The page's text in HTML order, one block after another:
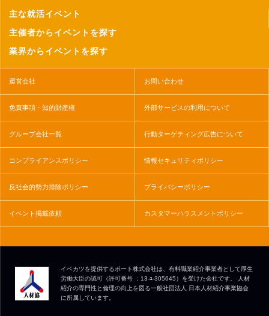
主な就活イベント
主催者からイベントを探す
業界からイベントを探す
運営会社 お問い合わせ
免責事項・知的財産権 外部サービスの利用について
グループ会社一覧 行動ターゲティング広告について
コンプライアンスポリシー 情報セキュリティポリシー
反社会的勢力排除ポリシー プライバシーポリシー
イベント掲載依頼 カスタマーハラスメントポリシー